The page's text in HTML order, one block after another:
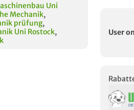
Uni
Mechanik,
prüfung,
Uni Rostock,
User